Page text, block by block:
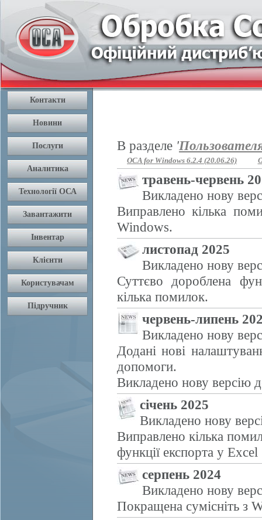
В разделе '
OCA for Windows 6.2.4 (20.06.26)
травень-червень
Викладено нову
Виправлено кілька
Windows.
листопад 2025
Викладено нову
Суттєво дороблена
кілька помилок.
червень-липень
Викладено нову
Додані нові
допомоги.
Викладено нову версію
січень 2025
Викладено нову
Виправлено кілька
функції експорта у Excel
серпень 2024
Викладено нову
Покращена сумісніть з